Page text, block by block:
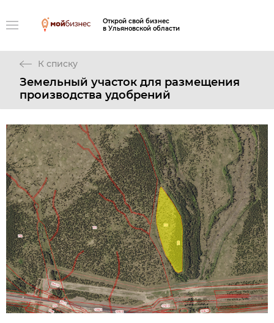
Открой свой бизнес
в Ульяновской области
К списку
Земельный участок для размещения
производства удобрений